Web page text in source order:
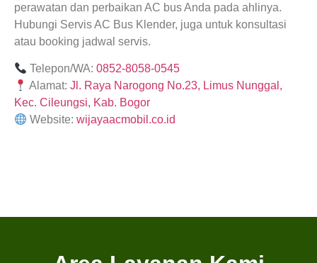
perawatan dan perbaikan AC bus Anda pada ahlinya.
Hubungi Servis AC Bus Klender, juga untuk konsultasi
atau booking jadwal servis.
Telepon/WA:0852-8058-0545
Alamat:Jl. Raya Narogong No.23, Limus Nunggal,
Kec. Cileungsi, Kab. Bogor
Website:wijayaacmobil.co.id